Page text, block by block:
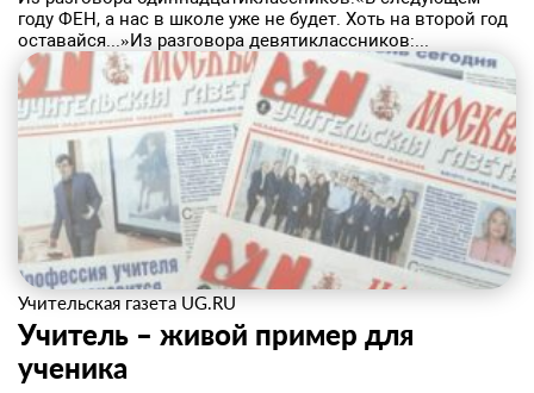
году ФЕН, а нас в школе уже не будет. Хоть на второй год
оставайся...»Из разговора девятиклассников:...
Учительская газета UG.RU
Учитель – живой пример для
ученика